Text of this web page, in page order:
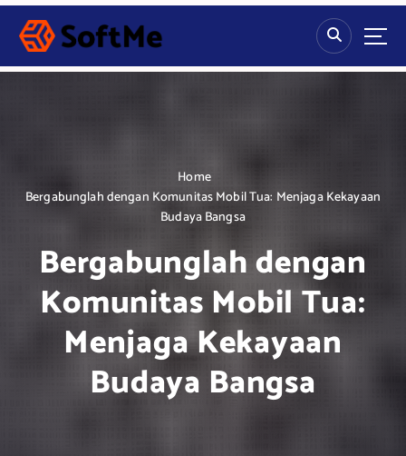
S
p
Home
Bergabunglah dengan Komunitas Mobil Tua: Menjaga Kekayaan
Budaya Bangsa
Bergabunglah dengan
Komunitas Mobil Tua:
Menjaga Kekayaan
Budaya Bangsa